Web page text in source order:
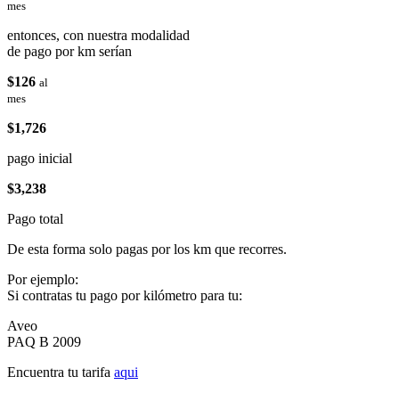
mes
entonces, con nuestra modalidad
de pago por km serían
$126 al
mes
$1,726
pago inicial
$3,238
Pago total
De esta forma solo pagas por los km que recorres.
Por ejemplo:
Si contratas tu pago por kilómetro para tu:
Aveo
PAQ B 2009
Encuentra tu tarifa aqui